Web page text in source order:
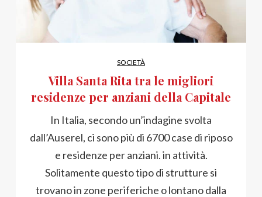
SOCIETÀ
Villa Santa Rita tra le migliori
residenze per anziani della Capitale
In Italia, secondo un’indagine svolta
dall’Auserel, ci sono più di 6700 case di riposo
e residenze per anziani. in attività.
Solitamente questo tipo di strutture si
trovano in zone periferiche o lontano dalla